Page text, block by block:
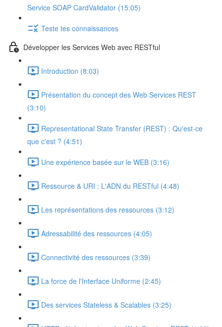
Service SOAP CardValidator (15:05)
Teste tes connaissances
Développer les Services Web avec RESTful
Introduction (8:03)
Présentation du concept des Web Services REST
(3:10)
Representational State Transfer (REST) : Qu'est-ce
que c'est ? (4:51)
Une expérience basée sur le WEB (3:16)
Ressource & URI : L'ADN du RESTful (4:48)
Les représentations des ressources (3:12)
Adressabilité des ressources (4:05)
Connectivité des ressources (3:39)
La force de l'Interface Uniforme (2:45)
Des services Stateless & Scalables (3:25)